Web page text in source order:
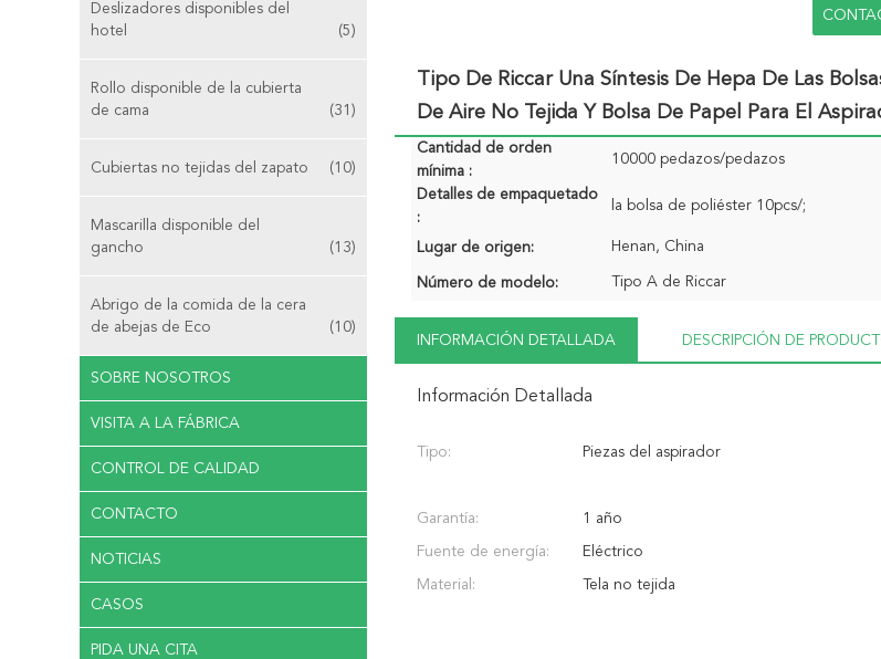
Deslizadores disponibles del
hotel
(5)
Rollo disponible de la cubierta
de cama
(31)
Cubiertas no tejidas del zapato (10)
Mascarilla disponible del
gancho
(13)
Abrigo de la comida de la cera
de abejas de Eco
(10)
SOBRE NOSOTROS
VISITA A LA FÁBRICA
CONTROL DE CALIDAD
CONTACTO
NOTICIAS
CASOS
PIDA UNA CITA
Tipo De Riccar Una Síntesis De Hepa De Las
De Aire No Tejida Y Bolsa De Papel Para El
Cantidad de orden
mínima :
10000 pedazos/pedazos
Detalles de empaquetado
:
la bolsa de poliéster 10pcs/;
Lugar de origen: Henan, China
Número de modelo: Tipo A de Riccar
INFORMACIÓN DETALLADA DESCRIPCIÓN DE
Información Detallada
Tipo: Piezas del aspirador
Garantía: 1 año
Fuente de energía: Eléctrico
Material: Tela no tejida